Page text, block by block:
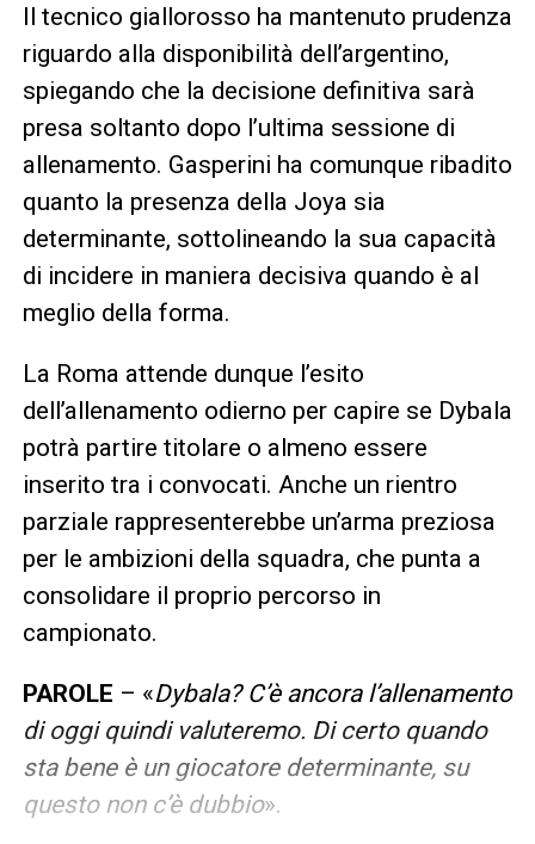
Il tecnico giallorosso ha mantenuto prudenza
riguardo alla disponibilità dell’argentino,
spiegando che la decisione definitiva sarà
presa soltanto dopo l’ultima sessione di
allenamento. Gasperini ha comunque ribadito
quanto la presenza della Joya sia
determinante, sottolineando la sua capacità
di incidere in maniera decisiva quando è al
meglio della forma.
La Roma attende dunque l’esito
dell’allenamento odierno per capire se Dybala
potrà partire titolare o almeno essere
inserito tra i convocati. Anche un rientro
parziale rappresenterebbe un’arma preziosa
per le ambizioni della squadra, che punta a
consolidare il proprio percorso in
campionato.
PAROLE – «Dybala? C’è ancora l’allenamento
di oggi quindi valuteremo. Di certo quando
sta bene è un giocatore determinante, su
questo non c’è dubbio».